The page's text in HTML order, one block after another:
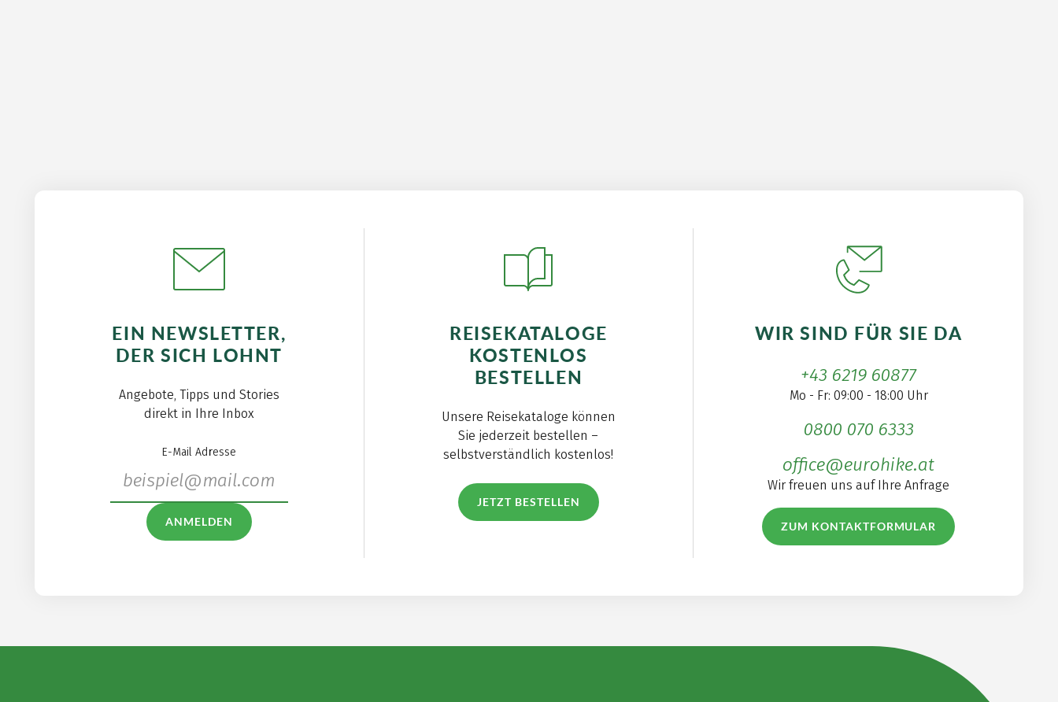
EIN NEWSLETTER,
DER SICH LOHNT
Angebote, Tipps und Stories
direkt in Ihre Inbox
E-Mail Adresse
ANMELDEN
REISEKATALOGE
KOSTENLOS
BESTELLEN
Unsere Reisekataloge können
Sie jederzeit bestellen –
selbstverständlich kostenlos!
JETZT BESTELLEN
WIR SIND FÜR SIE DA
+43 6219 60877
Mo - Fr: 09:00 - 18:00 Uhr
0800 070 6333
office@eurohike.at
Wir freuen uns auf Ihre Anfrage
ZUM KONTAKTFORMULAR